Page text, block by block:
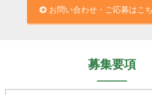
お問い合わせ・ご応募はこ
募集要項